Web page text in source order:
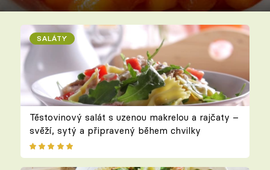
SALÁTY
Těstovinový salát s uzenou makrelou a rajčaty –
svěží, sytý a připravený během chvilky